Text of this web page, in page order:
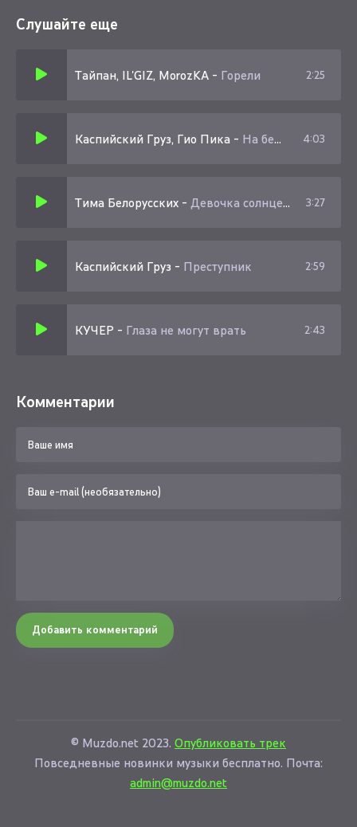
Слушайте еще
Тайпан, IL'GIZ, MorozKA - Горели 2:25
Каспийский Груз, Гио Пика - На белом белом покрывале января 4:03
Тима Белорусских - Девочка солнце со смешными веснушками 3:27
Каспийский Груз - Преступник 2:59
КУЧЕР - Глаза не могут врать 2:43
Комментарии
Добавить комментарий
© Muzdo.net 2023. Опубликовать трек
Повседневные новинки музыки бесплатно. Почта:
admin@muzdo.net